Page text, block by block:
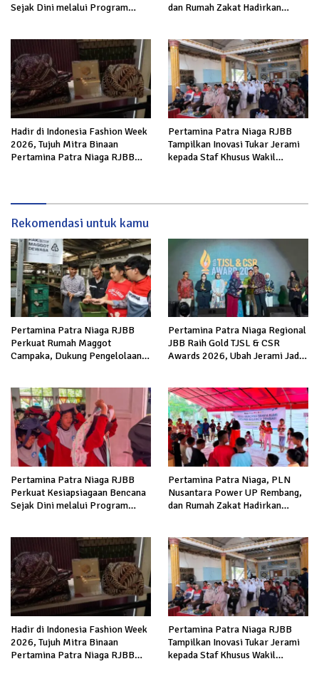
Sejak Dini melalui Program
dan Rumah Zakat Hadirkan
Hadir di Indonesia Fashion Week
2026, Tujuh Mitra Binaan
Pertamina Patra Niaga RJBB
Pertamina Patra Niaga RJBB
Tampilkan Inovasi Tukar Jerami
kepada Staf Khusus Wakil
Rekomendasi untuk kamu
Pertamina Patra Niaga RJBB
Perkuat Rumah Maggot
Campaka, Dukung Pengelolaan
Pertamina Patra Niaga Regional
JBB Raih Gold TJSL & CSR
Awards 2026, Ubah Jerami Jadi
Pertamina Patra Niaga RJBB
Perkuat Kesiapsiagaan Bencana
Sejak Dini melalui Program
Pertamina Patra Niaga, PLN
Nusantara Power UP Rembang,
dan Rumah Zakat Hadirkan
Hadir di Indonesia Fashion Week
2026, Tujuh Mitra Binaan
Pertamina Patra Niaga RJBB
Pertamina Patra Niaga RJBB
Tampilkan Inovasi Tukar Jerami
kepada Staf Khusus Wakil